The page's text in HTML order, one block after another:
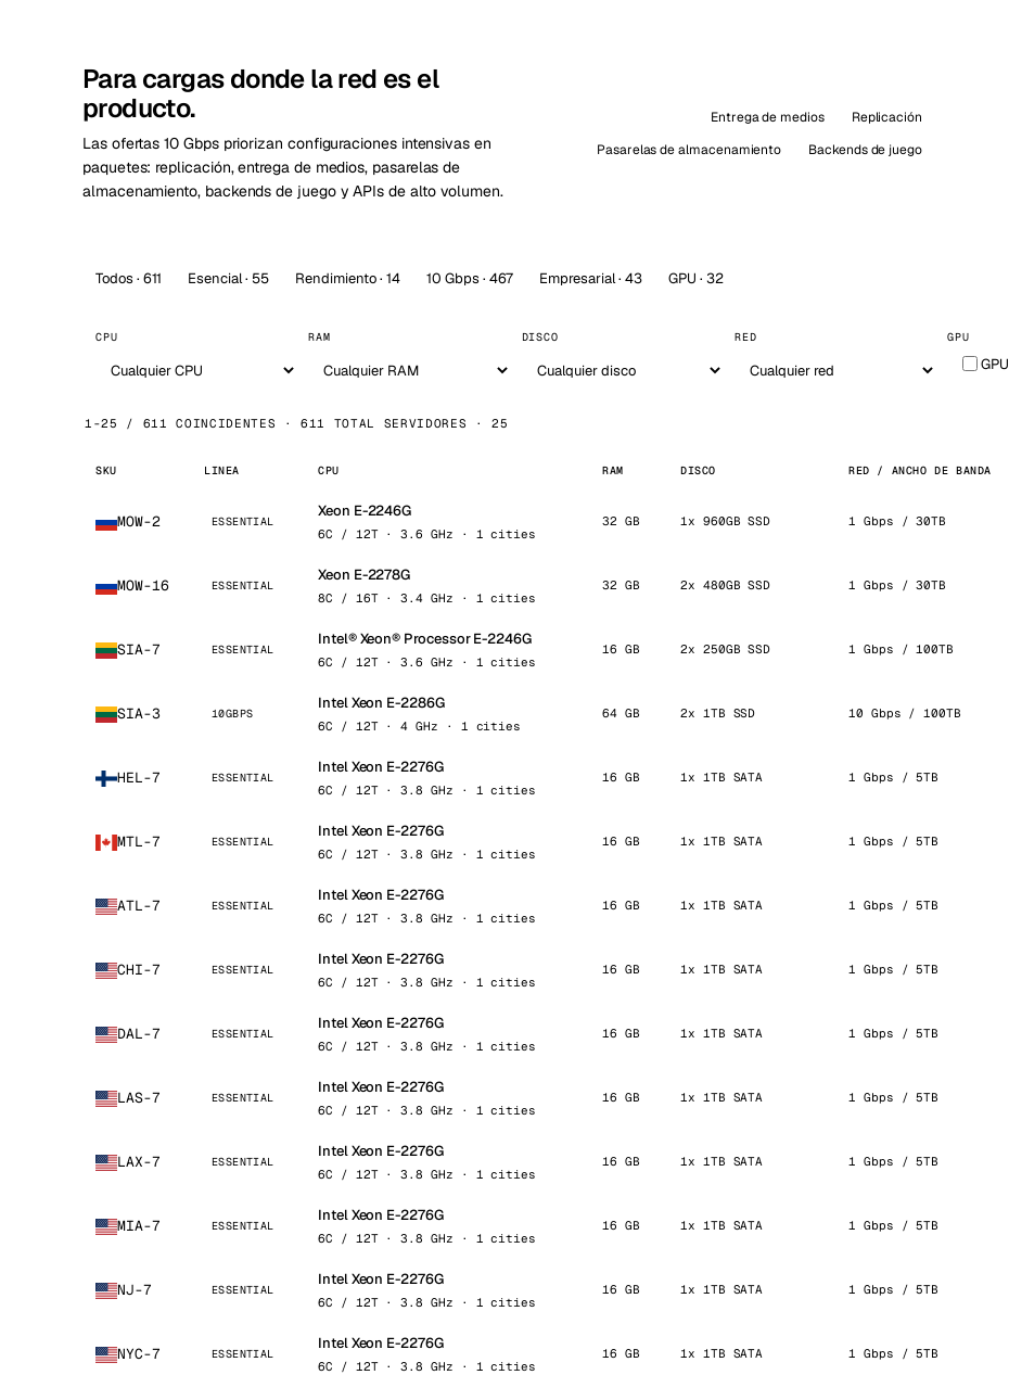
Para cargas donde la red es el
producto.
Las ofertas 10 Gbps priorizan configuraciones intensivas en
paquetes: replicación, entrega de medios, pasarelas de
almacenamiento, backends de juego y APIs de alto volumen.
Entrega de medios
Replicación
Pasarelas de almacenamiento
Backends de juego
Todos · 611 Esencial · 55 Rendimiento · 14 10 Gbps · 467 Empresarial · 43 GPU · 32
CPU RAM DISCO RED GPU
GPU
1-25 / 611 COINCIDENTES · 611 TOTAL SERVIDORES · 25
SKU LINEA CPU RAM DISCO RED / ANCHO DE BANDA
MOW-2 ESSENTIAL
Xeon E-2246G
6C / 12T · 3.6 GHz · 1 cities
32 GB 1x 960GB SSD 1 Gbps / 30TB
MOW-16 ESSENTIAL
Xeon E-2278G
8C / 16T · 3.4 GHz · 1 cities
32 GB 2x 480GB SSD 1 Gbps / 30TB
SIA-7 ESSENTIAL
Intel® Xeon® Processor E-2246G
6C / 12T · 3.6 GHz · 1 cities
16 GB 2x 250GB SSD 1 Gbps / 100TB
SIA-3 10GBPS
Intel Xeon E-2286G
6C / 12T · 4 GHz · 1 cities
64 GB 2x 1TB SSD 10 Gbps / 100TB
HEL-7 ESSENTIAL
Intel Xeon E-2276G
6C / 12T · 3.8 GHz · 1 cities
16 GB 1x 1TB SATA 1 Gbps / 5TB
MTL-7 ESSENTIAL
Intel Xeon E-2276G
6C / 12T · 3.8 GHz · 1 cities
16 GB 1x 1TB SATA 1 Gbps / 5TB
ATL-7 ESSENTIAL
Intel Xeon E-2276G
6C / 12T · 3.8 GHz · 1 cities
16 GB 1x 1TB SATA 1 Gbps / 5TB
CHI-7 ESSENTIAL
Intel Xeon E-2276G
6C / 12T · 3.8 GHz · 1 cities
16 GB 1x 1TB SATA 1 Gbps / 5TB
DAL-7 ESSENTIAL
Intel Xeon E-2276G
6C / 12T · 3.8 GHz · 1 cities
16 GB 1x 1TB SATA 1 Gbps / 5TB
LAS-7 ESSENTIAL
Intel Xeon E-2276G
6C / 12T · 3.8 GHz · 1 cities
16 GB 1x 1TB SATA 1 Gbps / 5TB
LAX-7 ESSENTIAL
Intel Xeon E-2276G
6C / 12T · 3.8 GHz · 1 cities
16 GB 1x 1TB SATA 1 Gbps / 5TB
MIA-7 ESSENTIAL
Intel Xeon E-2276G
6C / 12T · 3.8 GHz · 1 cities
16 GB 1x 1TB SATA 1 Gbps / 5TB
NJ-7 ESSENTIAL
Intel Xeon E-2276G
6C / 12T · 3.8 GHz · 1 cities
16 GB 1x 1TB SATA 1 Gbps / 5TB
NYC-7 ESSENTIAL
Intel Xeon E-2276G
6C / 12T · 3.8 GHz · 1 cities
16 GB 1x 1TB SATA 1 Gbps / 5TB